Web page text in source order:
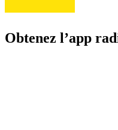
Obtenez l’app